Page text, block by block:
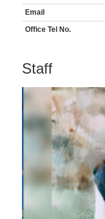
Email
Office Tel No.
Staff